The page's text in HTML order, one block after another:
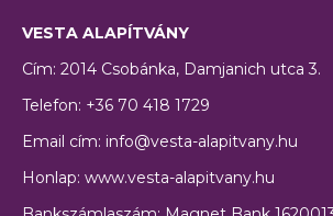
VESTA ALAPÍTVÁNY
Cím: 2014 Csobánka, Damjanich utca 3.
Telefon: +36 70 418 1729
Email cím: info@vesta-alapitvany.hu
Honlap: www.vesta-alapitvany.hu